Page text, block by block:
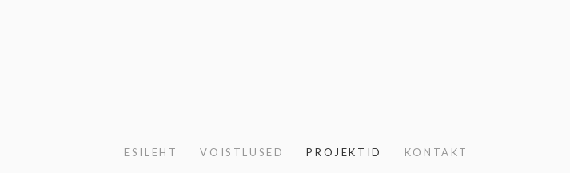
ESILEHT VÕISTLUSED PROJEKTID KONTAKT